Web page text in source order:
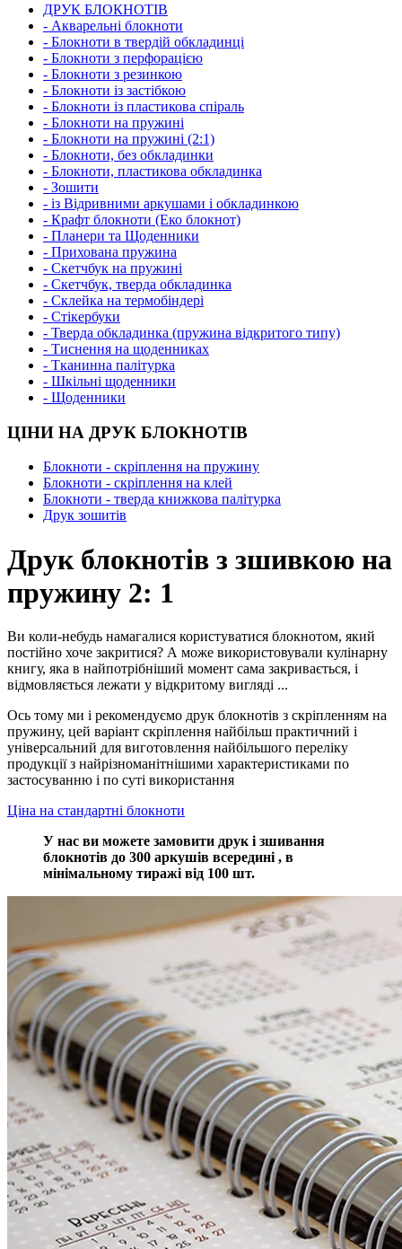
ДРУК БЛОКНОТІВ
- Акварельні блокноти
- Блокноти в твердій обкладинці
- Блокноти з перфорацією
- Блокноти з резинкою
- Блокноти із застібкою
- Блокноти із пластикова спіраль
- Блокноти на пружині
- Блокноти на пружині (2:1)
- Блокноти, без обкладинки
- Блокноти, пластикова обкладинка
- Зошити
- із Відривними аркушами і обкладинкою
- Крафт блокноти (Еко блокнот)
- Планери та Щоденники
- Прихована пружина
- Скетчбук на пружині
- Скетчбук, тверда обкладинка
- Склейка на термобіндері
- Стікербуки
- Тверда обкладинка (пружина відкритого типу)
- Тиснення на щоденниках
- Тканинна палітурка
- Шкільні щоденники
- Щоденники
ЦІНИ НА ДРУК БЛОКНОТІВ
Блокноти - скріплення на пружину
Блокноти - скріплення на клей
Блокноти - тверда книжкова палітурка
Друк зошитів
Друк блокнотів з зшивкою на
пружину 2: 1
Ви коли-небудь намагалися користуватися блокнотом, який
постійно хоче закритися? А може використовували кулінарну
книгу, яка в найпотрібніший момент сама закривається, і
відмовляється лежати у відкритому вигляді ...
Ось тому ми і рекомендуємо друк блокнотів з скріпленням на
пружину, цей варіант скріплення найбільш практичний і
універсальний для виготовлення найбільшого переліку
продукції з найрізноманітнішими характеристиками по
застосуванню і по суті використання
Ціна на стандартні блокноти
У нас ви можете замовити друк і зшивання
блокнотів до 300 аркушів всередині , в
мінімальному тиражі від 100 шт.